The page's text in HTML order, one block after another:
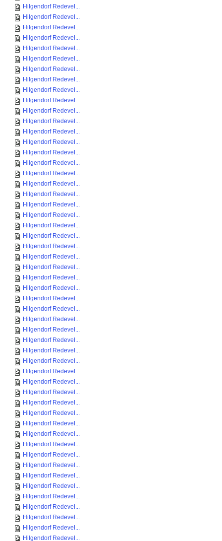
Hilgendorf Redevel...
Hilgendorf Redevel...
Hilgendorf Redevel...
Hilgendorf Redevel...
Hilgendorf Redevel...
Hilgendorf Redevel...
Hilgendorf Redevel...
Hilgendorf Redevel...
Hilgendorf Redevel...
Hilgendorf Redevel...
Hilgendorf Redevel...
Hilgendorf Redevel...
Hilgendorf Redevel...
Hilgendorf Redevel...
Hilgendorf Redevel...
Hilgendorf Redevel...
Hilgendorf Redevel...
Hilgendorf Redevel...
Hilgendorf Redevel...
Hilgendorf Redevel...
Hilgendorf Redevel...
Hilgendorf Redevel...
Hilgendorf Redevel...
Hilgendorf Redevel...
Hilgendorf Redevel...
Hilgendorf Redevel...
Hilgendorf Redevel...
Hilgendorf Redevel...
Hilgendorf Redevel...
Hilgendorf Redevel...
Hilgendorf Redevel...
Hilgendorf Redevel...
Hilgendorf Redevel...
Hilgendorf Redevel...
Hilgendorf Redevel...
Hilgendorf Redevel...
Hilgendorf Redevel...
Hilgendorf Redevel...
Hilgendorf Redevel...
Hilgendorf Redevel...
Hilgendorf Redevel...
Hilgendorf Redevel...
Hilgendorf Redevel...
Hilgendorf Redevel...
Hilgendorf Redevel...
Hilgendorf Redevel...
Hilgendorf Redevel...
Hilgendorf Redevel...
Hilgendorf Redevel...
Hilgendorf Redevel...
Hilgendorf Redevel...
Hilgendorf Redevel...